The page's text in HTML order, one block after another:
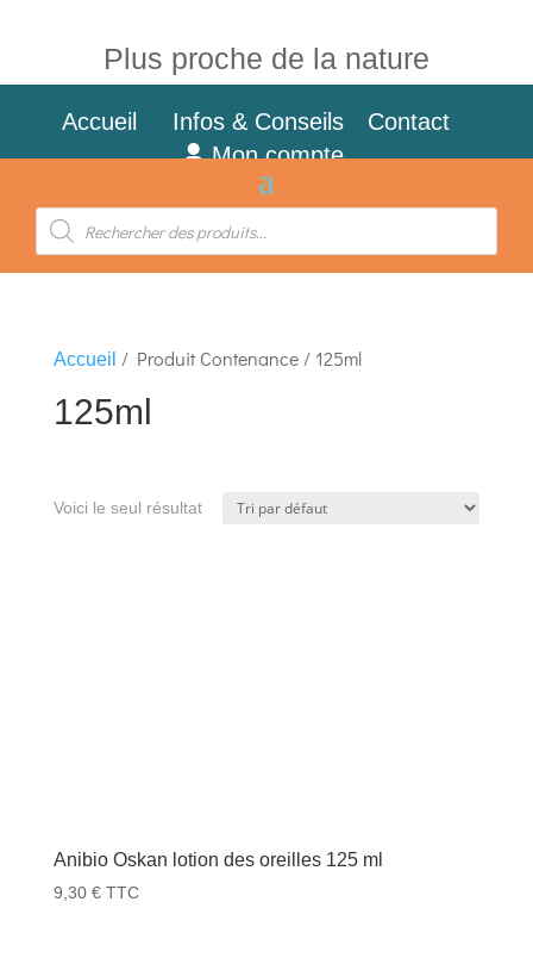
Plus proche de la nature
Accueil Infos & Conseils
Contact
Mon compte
Recherche
produits
Accueil / Produit Contenance / 125ml
125ml
Voici le seul résultat
Anibio Oskan lotion des oreilles 125 ml
9,30 € TTC